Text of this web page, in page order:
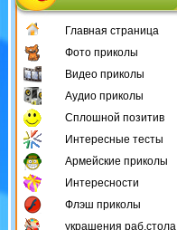
Главная страница
Фото приколы
Видео приколы
Аудио приколы
Сплошной позитив
Интересные тесты
Армейские приколы
Интересности
Флэш приколы
украшения раб.стола